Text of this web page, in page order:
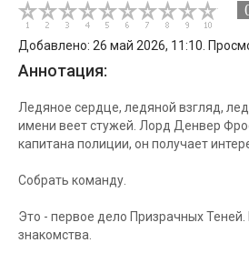
Добавлено: 26 май 2026, 11:10.
Аннотация:
Ледяное сердце, ледяной взгляд,
имени веет стужей. Лорд Денвер
капитана полиции, он получает
Собрать команду.
Это - первое дело Призрачных Теней.
знакомства.